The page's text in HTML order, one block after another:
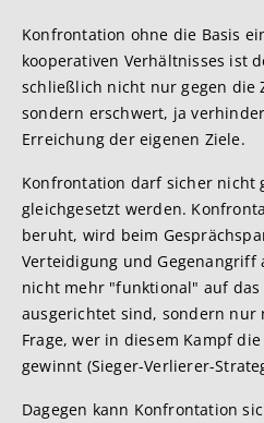
Konfrontation ohne die Basis
kooperativen Verhältnisses ist
schließlich nicht nur gegen die
sondern erschwert, ja
Erreichung der eigenen Ziele.
Konfrontation darf sicher nicht
gleichgesetzt werden.
beruht, wird beim
Verteidigung und Gegenangriff
nicht mehr "funktional" auf das
ausgerichtet sind, sondern nur
Frage, wer in diesem Kampf
gewinnt (Sieger-Verlierer-
Dagegen kann Konfrontation